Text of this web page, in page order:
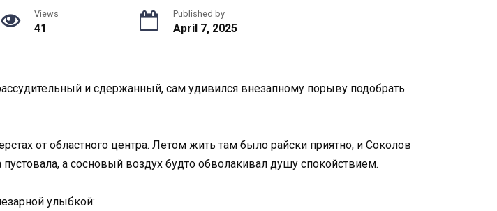
Views
41
Published by
April 7, 2025
и сдержанный, сам удивился внезапному порыву подобрать
от областного центра. Летом жить там было райски приятно, и Соколов
а сосновый воздух будто обволакивал душу спокойствием.
улыбкой: